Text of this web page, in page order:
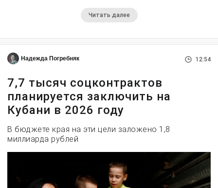
Читать далее
Надежда Погребняк 12:54
7,7 тысяч соцконтрактов
планируется заключить на
Кубани в 2026 году
В бюджете края на эти цели заложено 1,8
миллиарда рублей